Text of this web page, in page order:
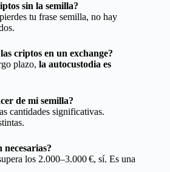
sin la semilla?
tu frase semilla, no hay
criptos en un exchange?
plazo, la autocustodia es
de mi semilla?
cantidades significativas.
necesarias?
los 2.000–3.000 €, sí. Es una